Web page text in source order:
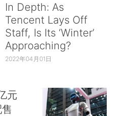
In Depth: As
Tencent Lays Off
Staff, Is Its ‘Winter’
Approaching?
2022年04月01日
元